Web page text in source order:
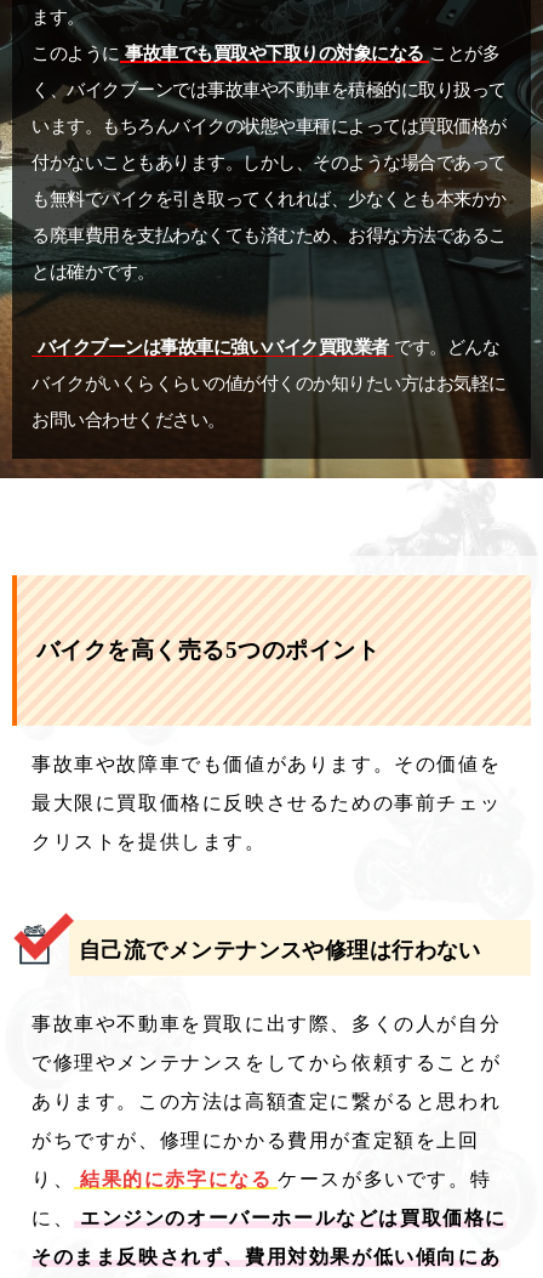
ます。
このように 事故車でも買取や下取りの対象になる ことが多
く、バイクブーンでは事故車や不動車を積極的に取り扱って
います。もちろんバイクの状態や車種によっては買取価格が
付かないこともあります。しかし、そのような場合であって
も無料でバイクを引き取ってくれれば、少なくとも本来かか
る廃車費用を支払わなくても済むため、お得な方法であるこ
とは確かです。
バイクブーンは事故車に強いバイク買取業者 です。どんな
バイクがいくらくらいの値が付くのか知りたい方はお気軽に
お問い合わせください。
バイクを高く売る5つのポイント
事故車や故障車でも価値があります。その価値を
最大限に買取価格に反映させるための事前チェッ
クリストを提供します。
自己流でメンテナンスや修理は行わない
事故車や不動車を買取に出す際、多くの人が自分
で修理やメンテナンスをしてから依頼することが
あります。この方法は高額査定に繋がると思われ
がちですが、修理にかかる費用が査定額を上回
り、
結果的に赤字になる ケースが多いです。特
に、 エンジンのオーバーホールなどは買取価格に
そのまま反映されず、費用対効果が低い傾向にあ